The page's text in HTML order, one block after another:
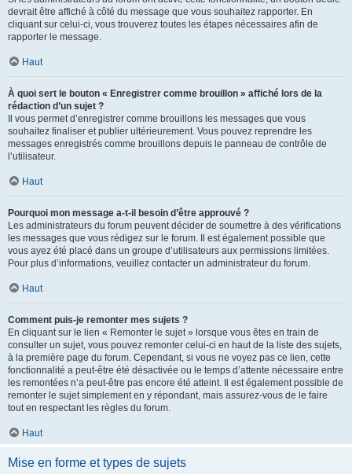
devrait être affiché à côté du message que vous souhaitez rapporter. En
cliquant sur celui-ci, vous trouverez toutes les étapes nécessaires afin de
rapporter le message.
Haut
À quoi sert le bouton « Enregistrer comme brouillon » affiché lors de la
rédaction d’un sujet ?
Il vous permet d’enregistrer comme brouillons les messages que vous
souhaitez finaliser et publier ultérieurement. Vous pouvez reprendre les
messages enregistrés comme brouillons depuis le panneau de contrôle de
l’utilisateur.
Haut
Pourquoi mon message a-t-il besoin d’être approuvé ?
Les administrateurs du forum peuvent décider de soumettre à des vérifications
les messages que vous rédigez sur le forum. Il est également possible que
vous ayez été placé dans un groupe d’utilisateurs aux permissions limitées.
Pour plus d’informations, veuillez contacter un administrateur du forum.
Haut
Comment puis-je remonter mes sujets ?
En cliquant sur le lien « Remonter le sujet » lorsque vous êtes en train de
consulter un sujet, vous pouvez remonter celui-ci en haut de la liste des sujets,
à la première page du forum. Cependant, si vous ne voyez pas ce lien, cette
fonctionnalité a peut-être été désactivée ou le temps d’attente nécessaire entre
les remontées n’a peut-être pas encore été atteint. Il est également possible de
remonter le sujet simplement en y répondant, mais assurez-vous de le faire
tout en respectant les règles du forum.
Haut
Mise en forme et types de sujets